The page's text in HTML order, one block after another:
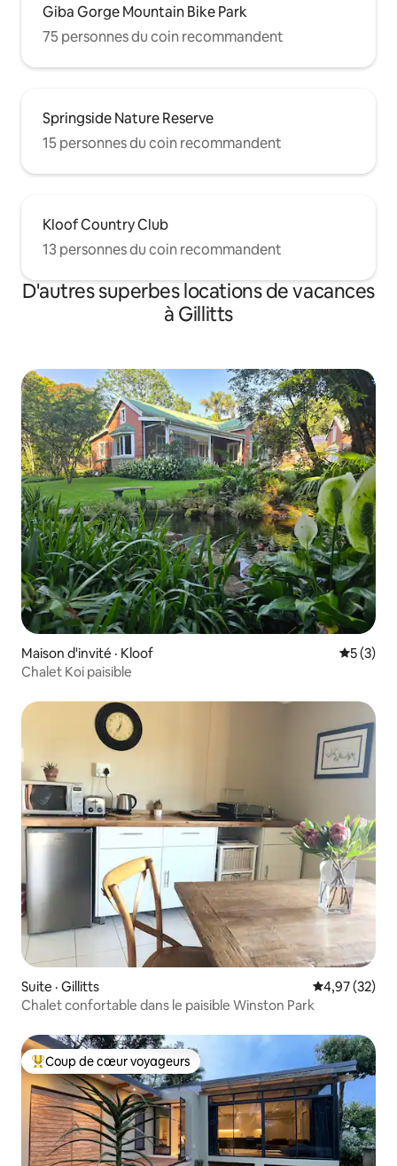
Giba Gorge Mountain Bike Park
75 personnes du coin recommandent
Springside Nature Reserve
15 personnes du coin recommandent
Kloof Country Club
13 personnes du coin recommandent
D'autres superbes locations de vacances
à Gillitts
Maison d'invité · Kloof Note
5 (3)
Chalet Koi paisible
Suite · Gillitts Note
4,97 (32)
Chalet confortable dans le paisible Winston Park
Coup de cœur voyageurs parmi les plus aimés
Coup de cœur voyageurs